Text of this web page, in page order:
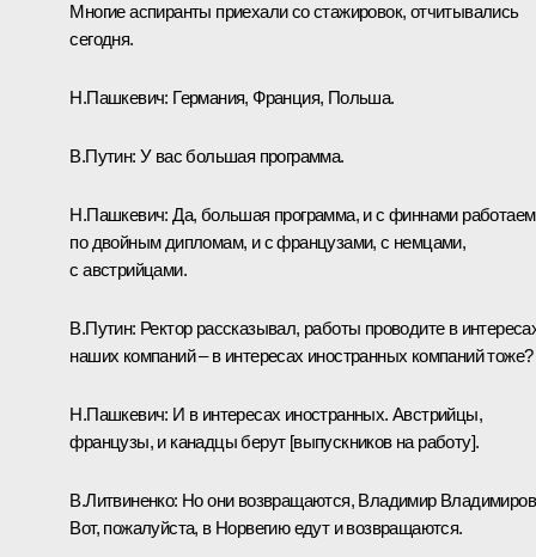
Многие аспиранты приехали со стажировок, отчитывались
сегодня.
Н.Пашкевич: Германия, Франция, Польша.
В.Путин: У вас большая программа.
Н.Пашкевич: Да, большая программа, и с финнами работаем
по двойным дипломам, и с французами, с немцами,
с австрийцами.
В.Путин: Ректор рассказывал, работы проводите в
наших компаний – в интересах иностранных компаний тоже?
Н.Пашкевич: И в интересах иностранных. Австрийцы,
французы, и канадцы берут [выпускников на работу].
В.Литвиненко: Но они возвращаются, Владимир
Вот, пожалуйста, в Норвегию едут и возвращаются.